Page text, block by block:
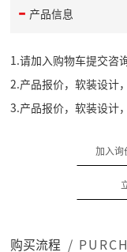
产品信息
1.请加入购物车提交咨
2.产品报价，软装设计
3.产品报价，软装设计
加入询
购买流程 /